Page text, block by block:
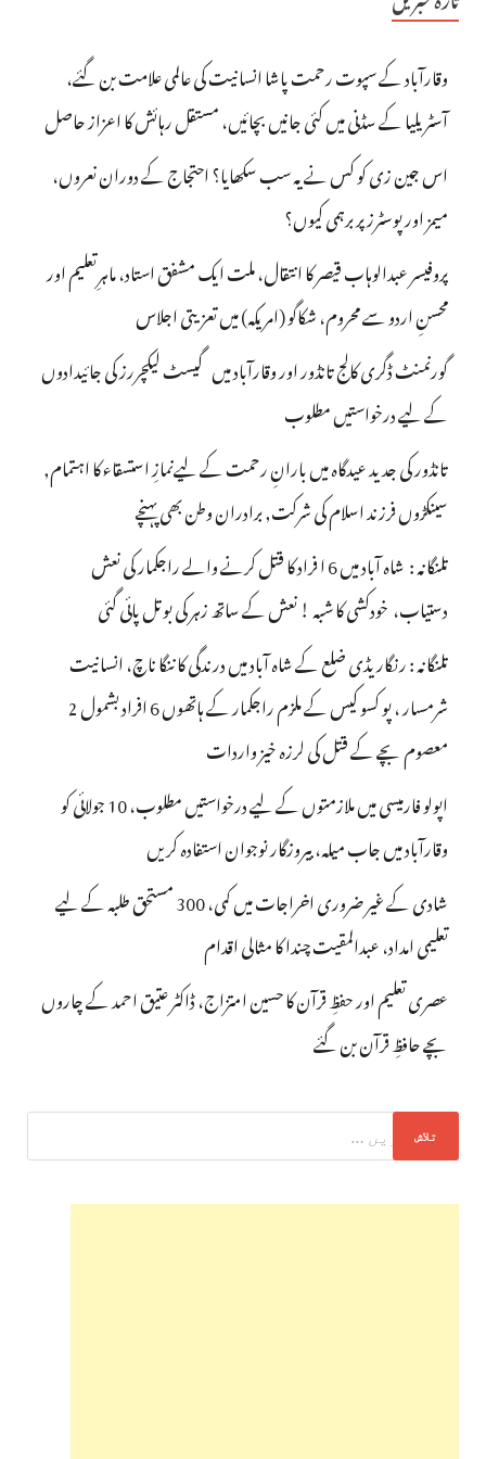
وقارآباد کے سپوت رحمت پاشا انسانیت کی عالمی علامت بن گئے،
آسٹریلیا کے سڈنی میں کئی جانیں بچائیں، مستقل رہائش کا اعزاز حاصل
اس جین زی کو کس نے یہ سب سکھایا؟ احتجاج کے دوران نعروں،
میمز اور پوسٹرز پر برہمی کیوں؟
پروفیسر عبدالوہاب قیصر کا انتقال، ملت ایک مشفق استاد، ماہرِتعلیم اور
محسنِ اردو سے محروم، شکاگو (امریکہ) میں تعزیتی اجلاس
گورنمنٹ ڈگری کالج تانڈور اور وقارآباد میں گیسٹ لیکچررز کی جائیدادوں
کے لیے درخواستیں مطلوب
تانڈور کی جدید عیدگاہ میں بارانِ رحمت کے لیےنمازِ استسقاء کا اہتمام,
سینکڑوں فرزند اسلام کی شرکت, برادران وطن بھی پہنچے
تلنگانہ : شاہ آباد میں 6 ا فراد کا قتل کرنے والے راجکمار کی نعش
دستیاب، خودکشی کا شبہ ! نعش کے ساتھ زہر کی بوتل پائی گئی
تلنگانہ : رنگاریڈی ضلع کے شاہ آباد میں درندگی کا ننگا ناچ، انسانیت
شرمسار ، پو کسو کیس کے ملزم راجکمار کے ہاتھوں 6 افراد بشمول 2
معصوم بچے کے قتل کی لرزہ خیز واردات
اپولو فارمیسی میں ملازمتوں کے لیے درخواستیں مطلوب، 10 جولائی کو
وقارآباد میں جاب میلہ، بیروزگار نوجوان استفادہ کریں
شادی کے غیر ضروری اخراجات میں کمی، 300 مستحق طلبہ کے لیے
تعلیمی امداد، عبدالمقیت چندا کا مثالی اقدام
عصری تعلیم اور حفظِ قرآن کا حسین امتزاج، ڈاکٹر عتیق احمد کے چاروں
بچے حافظِ قرآن بن گئے